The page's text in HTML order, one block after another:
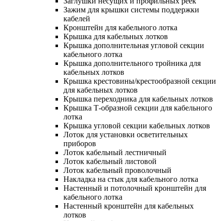
Зажим для крышки системы поддержки
кабелей
Кронштейн для кабельного лотка
Крышка для кабельных лотков
Крышка дополнительная угловой секции
кабельного лотка
Крышка дополнительного тройника для
кабельных лотков
Крышка крестовины/крестообразной секции
для кабельных лотков
Крышка переходника для кабельных лотков
Крышка Т-образной секции для кабельного
лотка
Крышка угловой секции кабельных лотков
Лоток для установки осветительных
приборов
Лоток кабельный лестничный
Лоток кабельный листовой
Лоток кабельный проволочный
Накладка на стык для кабельного лотка
Настенный и потолочный кронштейн для
кабельного лотка
Настенный кронштейн для кабельных
лотков